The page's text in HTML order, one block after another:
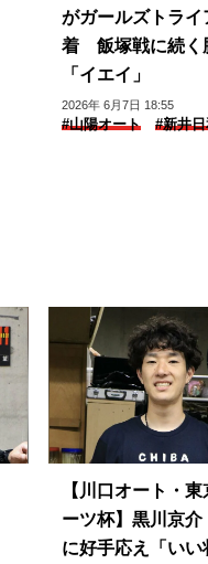
がガールズトライ
着 飯塚戦に続く
「イエイ」
2026年 6月7日 18:55
#山陽オート #新井
【川口オート・
ーツ杯】黒川京
に好手応え「いい